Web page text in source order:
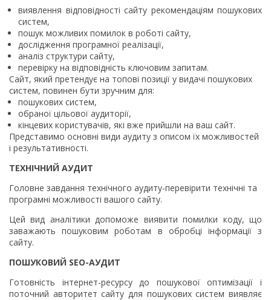
виявлення відповідності сайту рекомендаціям пошукових
систем,
пошук можливих помилок в роботі сайту,
дослідження програмної реалізації,
аналіз структури сайту,
перевірку на відповідність ключовим запитам.
Сайт, який претендує на топові позиції у видачі пошукових
систем, повинен бути зручним для:
пошукових систем,
обраної цільової аудиторії,
кінцевих користувачів, які вже прийшли на ваш сайт.
Представимо основні види аудиту з описом їх можливостей
і результативності.
ТЕХНІЧНИЙ АУДИТ
Головне завдання технічного аудиту-перевірити технічні та
програмні можливості вашого сайту.
Цей вид аналітики допоможе виявити помилки коду, що
заважають пошуковим роботам в обробці інформації з
сайту.
ПОШУКОВИЙ SEO-АУДИТ
Готовність інтернет-ресурсу до пошукової оптимізації і
поточний авторитет сайту для пошукових систем виявляє